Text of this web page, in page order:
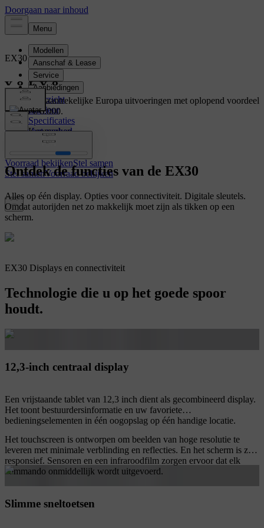
EX30 Elektrisch
Overzicht
Interieur
Specificaties
Kenmerken
Voorraad bekijkenStel samen
Stel samenVoorraad bekijken
Ontdek de aantrekelijke Europa uitvoeringen met oplopend voordeel
tot wel € 6.000.
Bekijk het aanbod
Ontdek de functies van de EX30
Alles op één display. Opties voor connectiviteit. Digitale sleutels.
Omdat autorijden net zo makkelijk moet zijn als tikken op een
scherm.
EX30 Displays en connectiviteit
Technologie die u op het goede spoor
houdt.
12,3-inch centraal display
Een vrijstaande tablet van 12,3 inch dient als gecombineerd display.
Het toont bestuurdersinformatie en uw favoriete
bedieningselementen in één oogopslag op één handige locatie.
Het touchscreen is ontworpen om beelden van hoge resolutie te
leveren met minimale verblinding en reflecties. En het scherm is zeer
responsief. Sensoren en een infraroodfilm zorgen ervoor dat elk
commando onmiddellijk wordt uitgevoerd.
Slimme sneltoetsen